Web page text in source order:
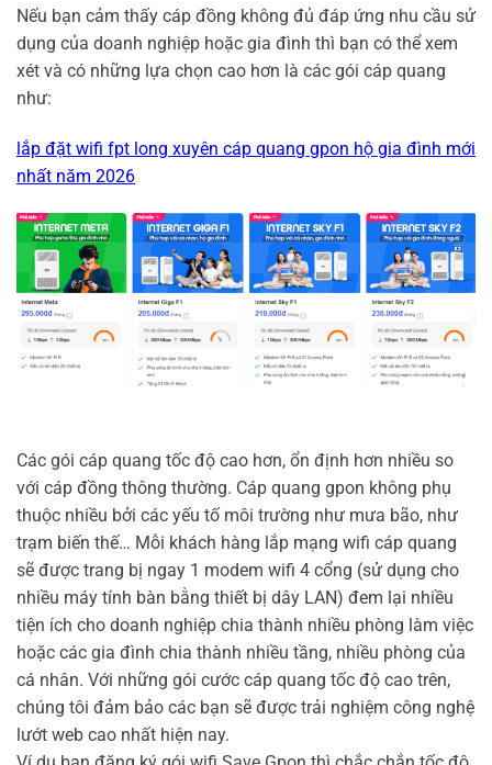
Nếu bạn cảm thấy cáp đồng không đủ đáp ứng nhu cầu sử
dụng của doanh nghiệp hoặc gia đình thì bạn có thể xem
xét và có những lựa chọn cao hơn là các gói cáp quang
như:
lắp đặt wifi fpt long xuyên cáp quang gpon hộ gia đình mới
nhất năm 2026
Các gói cáp quang tốc độ cao hơn, ổn định hơn nhiều so
với cáp đồng thông thường. Cáp quang gpon không phụ
thuộc nhiều bởi các yếu tố môi trường như mưa bão, như
trạm biến thế… Mỗi khách hàng lắp mạng wifi cáp quang
sẽ được trang bị ngay 1 modem wifi 4 cổng (sử dụng cho
nhiều máy tính bàn bằng thiết bị dây LAN) đem lại nhiều
tiện ích cho doanh nghiệp chia thành nhiều phòng làm việc
hoặc các gia đình chia thành nhiều tầng, nhiều phòng của
cá nhân. Với những gói cước cáp quang tốc độ cao trên,
chúng tôi đảm bảo các bạn sẽ được trải nghiệm công nghệ
lướt web cao nhất hiện nay.